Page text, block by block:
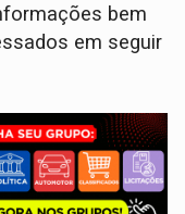
bem
em seguir